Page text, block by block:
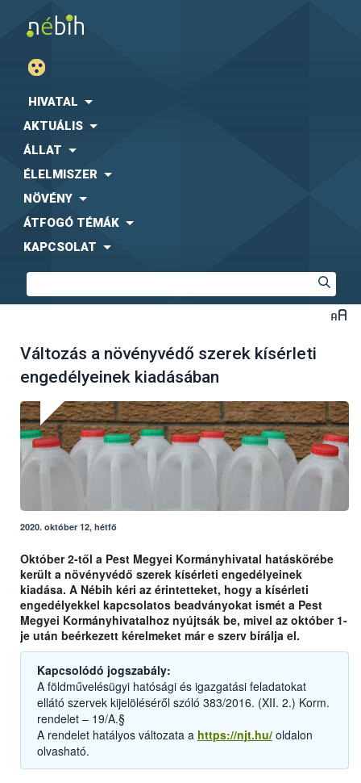
HIVATAL
AKTUÁLIS
ÁLLAT
ÉLELMISZER
NÖVÉNY
ÁTFOGÓ TÉMÁK
KAPCSOLAT
Változás a növényvédő szerek kísérleti
engedélyeinek kiadásában
2020. október 12, hétfő
Október 2-től a Pest Megyei Kormányhivatal hatáskörébe
került a növényvédő szerek kísérleti engedélyeinek
kiadása. A Nébih kéri az érintetteket, hogy a kísérleti
engedélyekkel kapcsolatos beadványokat ismét a Pest
Megyei Kormányhivatalhoz nyújtsák be, mivel az október 1-
je után beérkezett kérelmeket már e szerv bírálja el.
Kapcsolódó jogszabály:
A földművelésügyi hatósági és igazgatási feladatokat
ellátó szervek kijelöléséről szóló 383/2016. (XII. 2.) Korm.
rendelet – 19/A.§
A rendelet hatályos változata a https://njt.hu/ oldalon
olvasható.